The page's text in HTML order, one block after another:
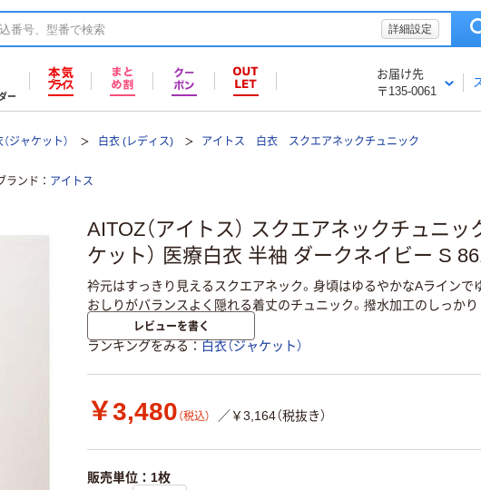
詳細設定
ー
お届け先
〒135-0061
（ジャケット） 白衣 (レディス) アイトス 白衣 スクエアネックチュニック
ランド アイトス
AITOZ（アイトス） スクエアネックチュニッ
ケット） 医療白衣 半袖 ダークネイビー S
衿元はすっきり見えるスクエアネック。身頃はゆるやかなAラインで
おしりがバランスよく隠れる着丈のチュニック。撥水加工のしっかり
レビューを書く
ランキングをみる 白衣（ジャケット）
￥3,480 （税込） ／￥3,164（税抜き）
販売単位：1枚